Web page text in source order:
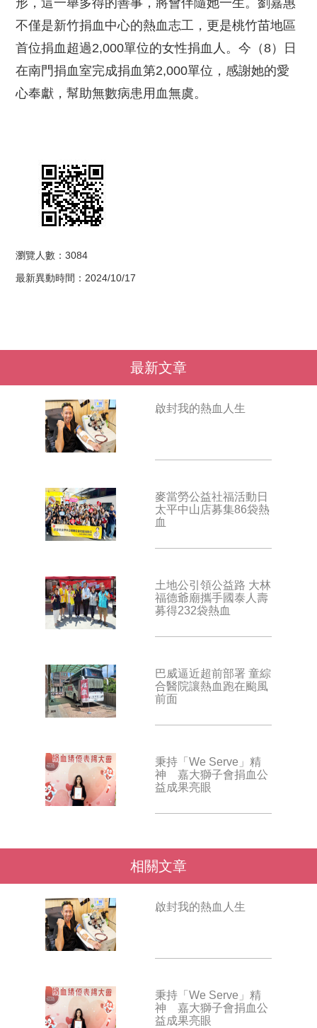
形，這一舉多得的善事，將會伴隨她一生。劉嘉惠
不僅是新竹捐血中心的熱血志工，更是桃竹苗地區
首位捐血超過2,000單位的女性捐血人。今（8）日
在南門捐血室完成捐血第2,000單位，感謝她的愛
心奉獻，幫助無數病患用血無虞。
瀏覽人數：3084
最新異動時間：2024/10/17
最新文章
啟封我的熱血人生
麥當勞公益社福活動日
太平中山店募集86袋熱
血
土地公引領公益路 大林
福德爺廟攜手國泰人壽
募得232袋熱血
巴威逼近超前部署 童綜
合醫院讓熱血跑在颱風
前面
秉持「We Serve」精
神 嘉大獅子會捐血公
益成果亮眼
相關文章
啟封我的熱血人生
秉持「We Serve」精
神 嘉大獅子會捐血公
益成果亮眼